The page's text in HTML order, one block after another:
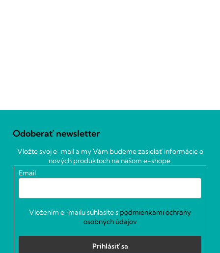
Odoberať newsletter
Vložte svoj e-mail a my Vám budeme zasielať informácie o
nových produktoch na našom e-shope.
Email
Vložením e-mailu súhlasíte s podmienkami ochrany
osobných údajov
Prihlásiť sa